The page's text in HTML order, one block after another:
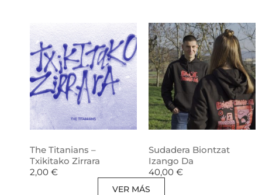
The Titanians –
Txikitako Zirrara
2,00 €
Sudadera Biontzat
Izango Da
40,00 €
VER MÁS